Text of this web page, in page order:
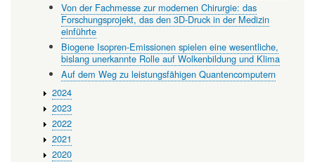
Von der Fachmesse zur modernen Chirurgie: das
Forschungsprojekt, das den 3D-Druck in der Medizin
einführte
Biogene Isopren-Emissionen spielen eine wesentliche,
bislang unerkannte Rolle auf Wolkenbildung und Klima
Auf dem Weg zu leistungsfähigen Quantencomputern
2024
2023
2022
2021
2020